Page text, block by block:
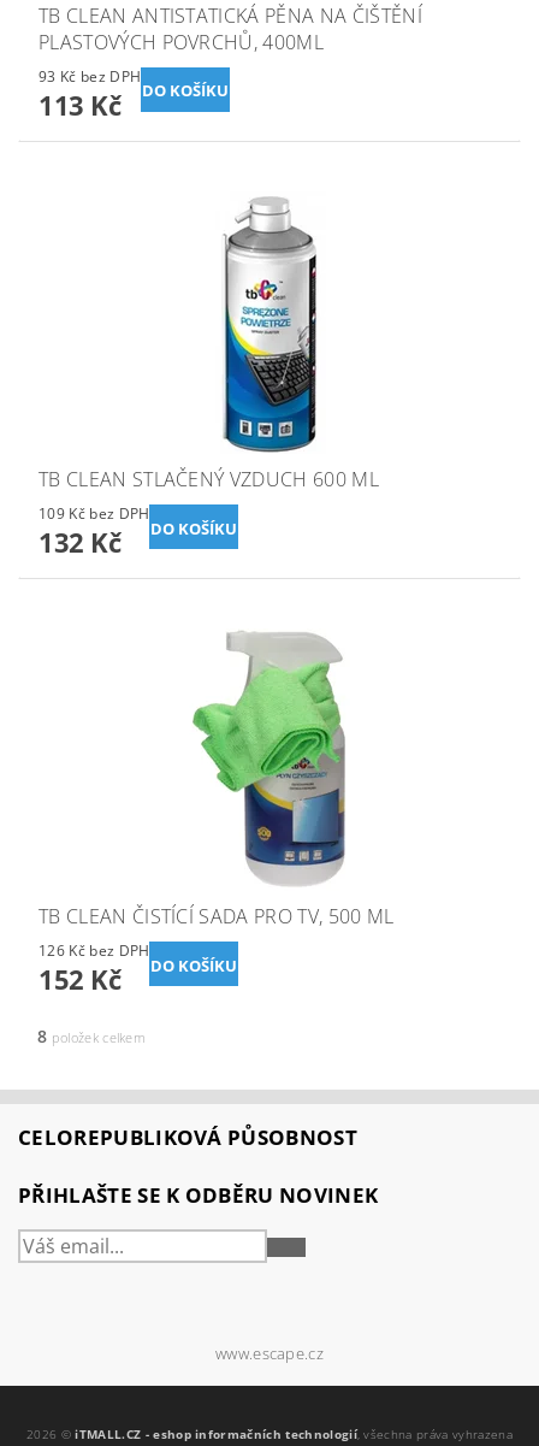
TB CLEAN ANTISTATICKÁ PĚNA NA ČIŠTĚNÍ
PLASTOVÝCH POVRCHŮ, 400ML
93 Kč bez DPH
113 Kč
TB CLEAN STLAČENÝ VZDUCH 600 ML
109 Kč bez DPH
132 Kč
TB CLEAN ČISTÍCÍ SADA PRO TV, 500 ML
126 Kč bez DPH
152 Kč
8 položek celkem
CELOREPUBLIKOVÁ PŮSOBNOST
PŘIHLAŠTE SE K ODBĚRU NOVINEK
PŘIHLÁSIT
www.escape.cz
2026 ©iTMALL.CZ - eshop informačních technologií, všechna práva vyhrazena